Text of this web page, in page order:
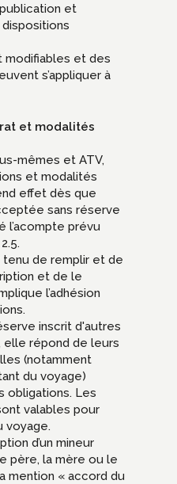
et
modifiables et des
s’appliquer à
et modalités
mêmes et ATV,
et modalités
effet dès que
sans réserve
l’acompte prévu
tenu de remplir et de
et de le
l’adhésion
inscrit d'autres
elle répond de leurs
(notamment
du voyage)
obligations. Les
valables pour
voyage.
d’un mineur
père, la mère ou le
mention « accord du